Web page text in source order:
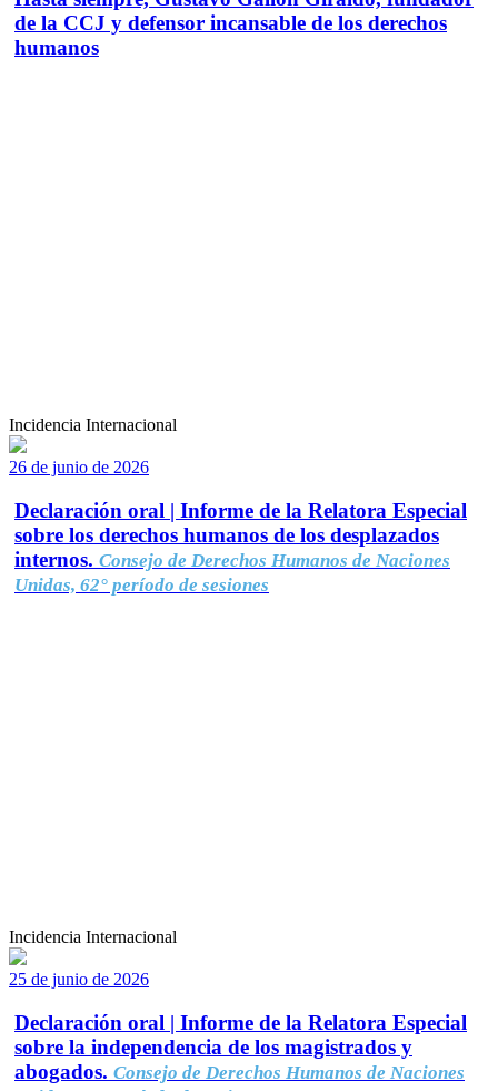
de la CCJ y defensor incansable de los derechos
humanos
Incidencia Internacional
26 de junio de 2026
Declaración oral | Informe de la Relatora Especial
sobre los derechos humanos de los desplazados
internos. Consejo de Derechos Humanos de Naciones
Unidas, 62° período de sesiones
Incidencia Internacional
25 de junio de 2026
Declaración oral | Informe de la Relatora Especial
sobre la independencia de los magistrados y
abogados. Consejo de Derechos Humanos de Naciones